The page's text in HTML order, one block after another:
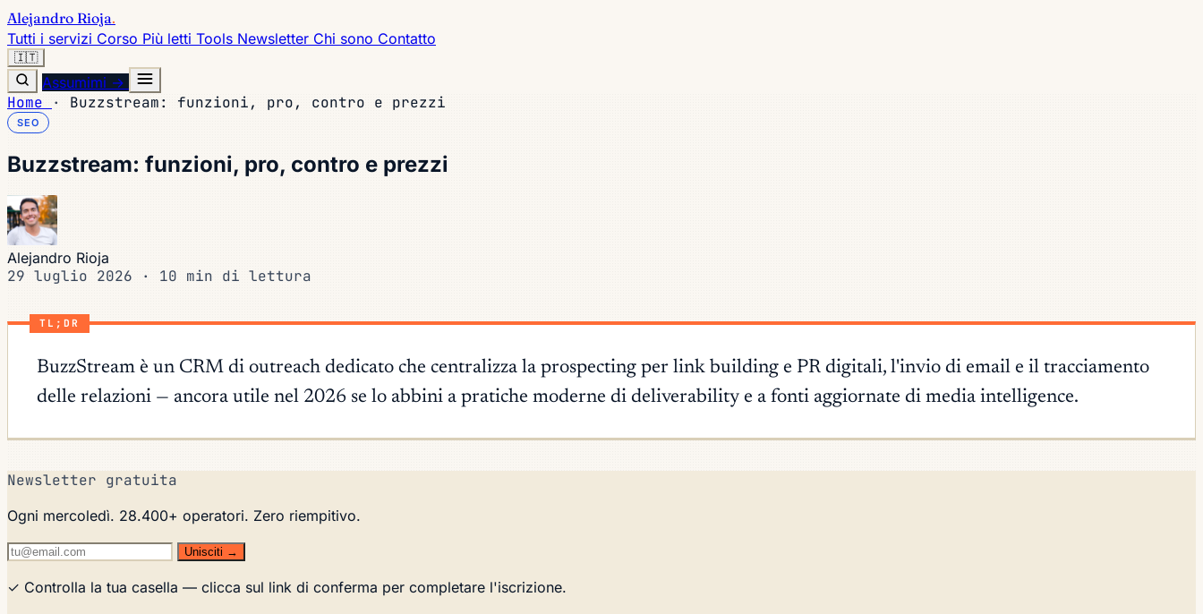
Alejandro Rioja.
Tutti i servizi Corso Più letti Tools Newsletter Chi sono Contatto
🇮🇹
Assumimi →
Home · Buzzstream: funzioni, pro, contro e prezzi
SEO
Buzzstream: funzioni, pro, contro e prezzi
Alejandro Rioja
29 luglio 2026 · 10 min di lettura
TL;DR
BuzzStream è un CRM di outreach dedicato che centralizza la prospecting per link building e PR digitali, l'invio di email e il tracciamento
delle relazioni — ancora utile nel 2026 se lo abbini a pratiche moderne di deliverability e a fonti aggiornate di media intelligence.
Newsletter gratuita
Ogni mercoledì. 28.400+ operatori. Zero riempitivo.
Unisciti →
✓ Controlla la tua casella — clicca sul link di conferma per completare l'iscrizione.